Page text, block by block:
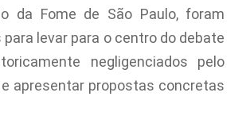
da Fome de São Paulo, foram
levar para o centro do debate
negligenciados pelo
apresentar propostas concretas